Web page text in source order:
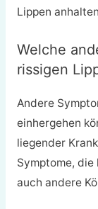
Lippen
Welche
rissigen
Andere
einhergehen
liegender
Symptome,
auch andere